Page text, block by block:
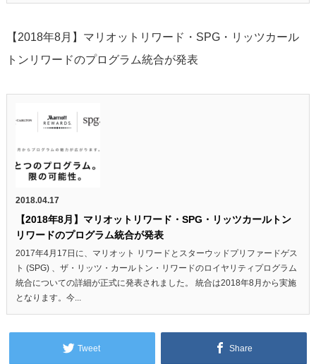
【2018年8月】マリオットリワード・SPG・リッツカール
トンリワードのプログラム統合が発表
2018.04.17
【2018年8月】マリオットリワード・SPG・リッツカールトン
リワードのプログラム統合が発表
2017年4月17日に、マリオット リワードとスターウッドプリファードゲス
ト (SPG) 、ザ・リッツ・カールトン・リワードのロイヤリティプログラム
統合についての詳細が正式に発表されました。 統合は2018年8月から実施
となります。今...
Tweet Share